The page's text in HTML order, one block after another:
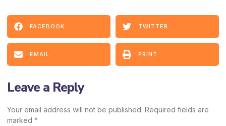
FACEBOOK TWITTER
EMAIL PRINT
Leave a Reply
Your email address will not be published. Required fields are
marked *